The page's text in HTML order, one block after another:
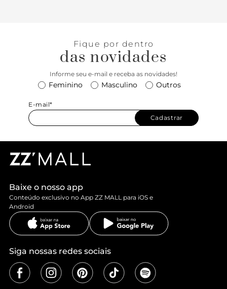
Fique por dentro
das novidades
Informe seu e-mail e receba as novidades!
Feminino Masculino Outros
E-mail*
Cadastrar
Baixe o nosso app
Conteúdo exclusivo no App ZZ MALL para iOS e
Android
Siga nossas redes sociais